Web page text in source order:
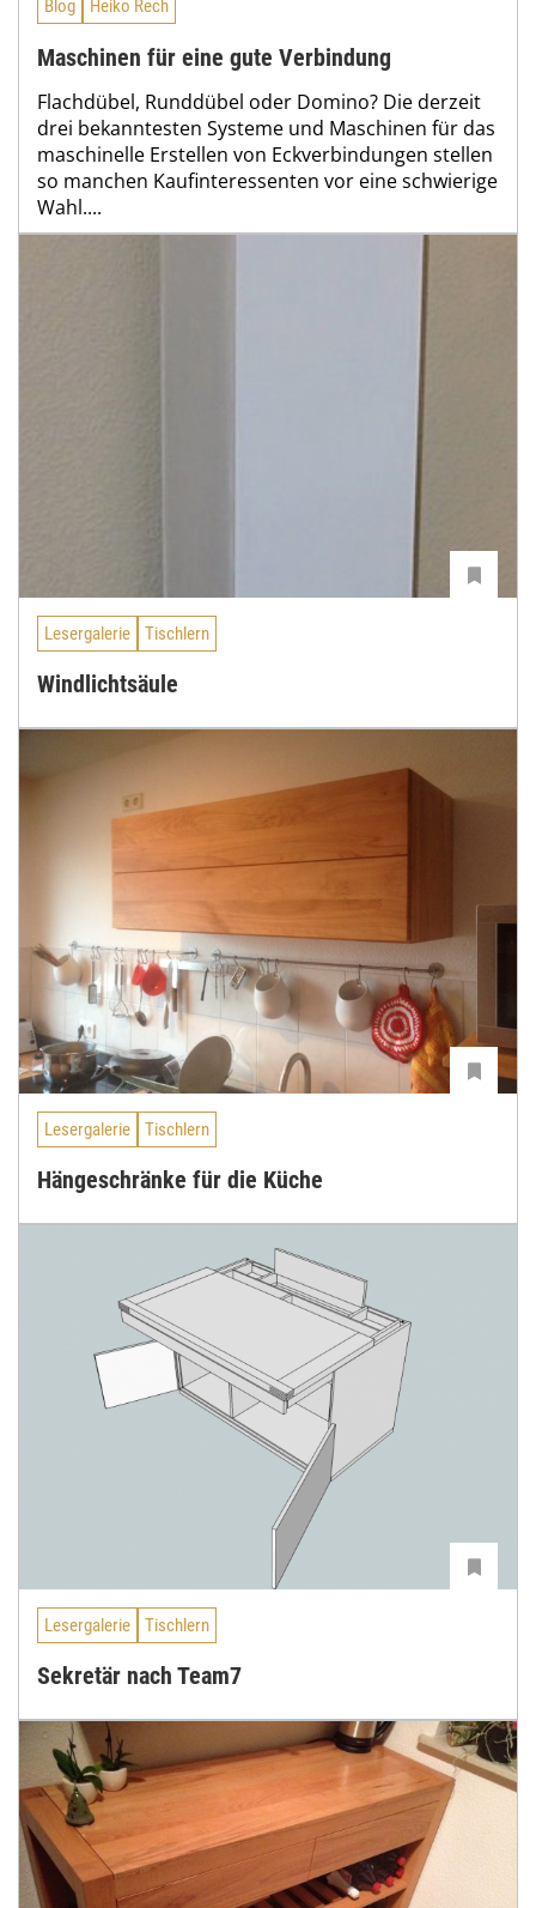
Blog Heiko Rech
Maschinen für eine gute Verbindung
Flachdübel, Runddübel oder Domino? Die derzeit
drei bekanntesten Systeme und Maschinen für das
maschinelle Erstellen von Eckverbindungen stellen
so manchen Kaufinteressenten vor eine schwierige
Wahl....
Lesergalerie Tischlern
Windlichtsäule
Lesergalerie Tischlern
Hängeschränke für die Küche
Lesergalerie Tischlern
Sekretär nach Team7